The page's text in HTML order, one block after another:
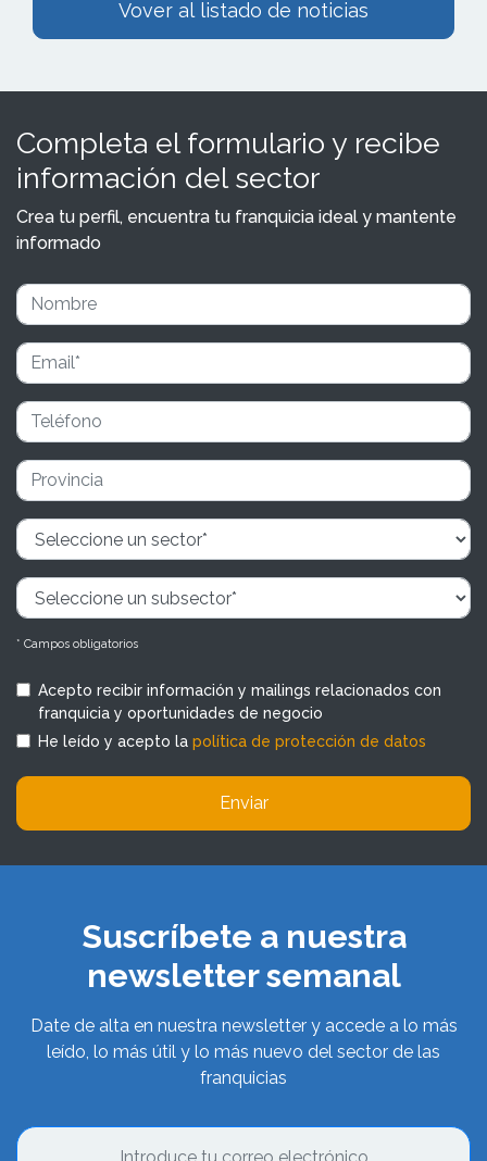
Vover al listado de noticias
Completa el formulario y recibe
información del sector
Crea tu perfil, encuentra tu franquicia ideal y mantente
informado
* Campos obligatorios
Acepto recibir información y mailings relacionados con
franquicia y oportunidades de negocio
He leído y acepto la política de protección de datos
Enviar
Suscríbete a nuestra
newsletter semanal
Date de alta en nuestra newsletter y accede a lo más
leído, lo más útil y lo más nuevo del sector de las
franquicias